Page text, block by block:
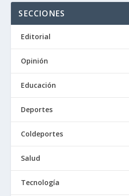
SECCIONES
Editorial
Opinión
Educación
Deportes
Coldeportes
Salud
Tecnología